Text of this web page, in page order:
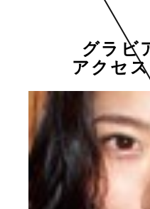
グラビ
アクセ